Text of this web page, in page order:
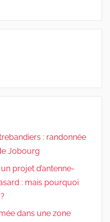
: randonnée
Jobourg
projet d’antenne-
: mais pourquoi
dans une zone